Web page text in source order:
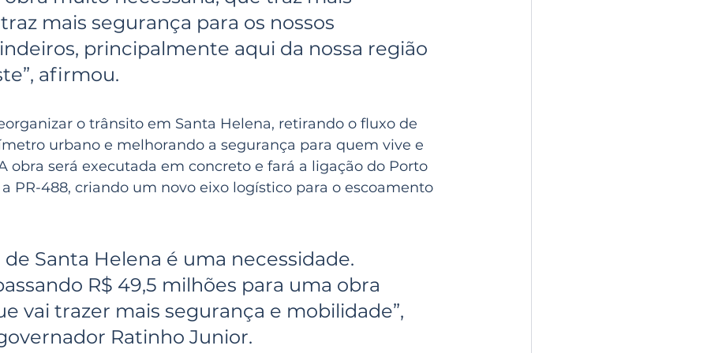
mais segurança para os nossos
principalmente aqui da nossa região
afirmou.
o trânsito em Santa Helena, retirando o fluxo de
urbano e melhorando a segurança para quem vive e
obra será executada em concreto e fará a ligação do Porto
PR-488, criando um novo eixo logístico para o escoamento
Santa Helena é uma necessidade.
R$ 49,5 milhões para uma obra
vai trazer mais segurança e mobilidade”,
Ratinho Junior.